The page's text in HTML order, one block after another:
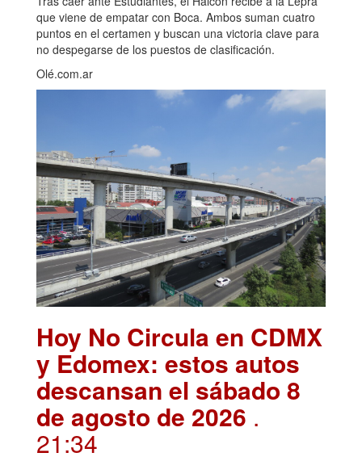
que viene de empatar con Boca. Ambos suman cuatro
puntos en el certamen y buscan una victoria clave para
no despegarse de los puestos de clasificación.
Olé.com.ar
Hoy No Circula en CDMX
y Edomex: estos autos
descansan el sábado 8
de agosto de 2026 .
21:34